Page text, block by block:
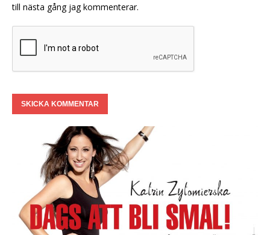
till nästa gång jag kommenterar.